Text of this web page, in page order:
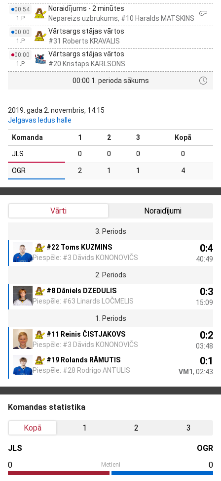
00:54
1.P
Noraidījums - 2 minūtes
Nepareizs uzbrukums, #10 Haralds MATSKINS
00:00
1.P
Vārtsargs stājas vārtos
#31 Roberts KRAVALIS
00:00
1.P
Vārtsargs stājas vārtos
#20 Kristaps KARLSONS
00:00 1. perioda sākums
2019. gada 2. novembris, 14:15
Jelgavas ledus halle
Komanda 1 2 3 Kopā
JLS 0 0 0 0
OGR 2 1 1 4
Vārti Noraidījumi
3. Periods
#22 Toms KUZMINS
Piespēle: #3 Dāvids KONONOVIČS
0:4
40:49
2. Periods
#8 Dāniels DZEDULIS
Piespēle: #63 Linards LOČMELIS
0:3
15:09
1. Periods
#11 Reinis ČISTJAKOVS
Piespēle: #3 Dāvids KONONOVIČS
0:2
03:48
#19 Rolands RĀMUTIS
Piespēle: #28 Rodrigo ANTULIS
0:1
VM1, 02:43
Komandas statistika
Kopā 1 2 3
JLS
OGR
0
Metieni 0